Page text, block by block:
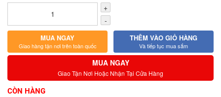
+
-
MUA NGAY
Giao hàng tận nơi trên toàn quốc
THÊM VÀO GIỎ HÀNG
Và tiếp tục mua sắm
MUA NGAY
Giao Tận Nơi Hoặc Nhận Tại Cửa Hàng
CÒN HÀNG